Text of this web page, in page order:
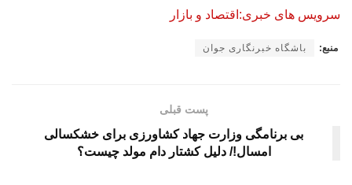
سرویس های خبری:اقتصاد و بازار
منبع: باشگاه خبرنگاری جوان
پست قبلی
بی برنامگی وزارت جهاد کشاورزی برای خشکسالی
امسال!/ دلیل کشتار دام مولد چیست؟